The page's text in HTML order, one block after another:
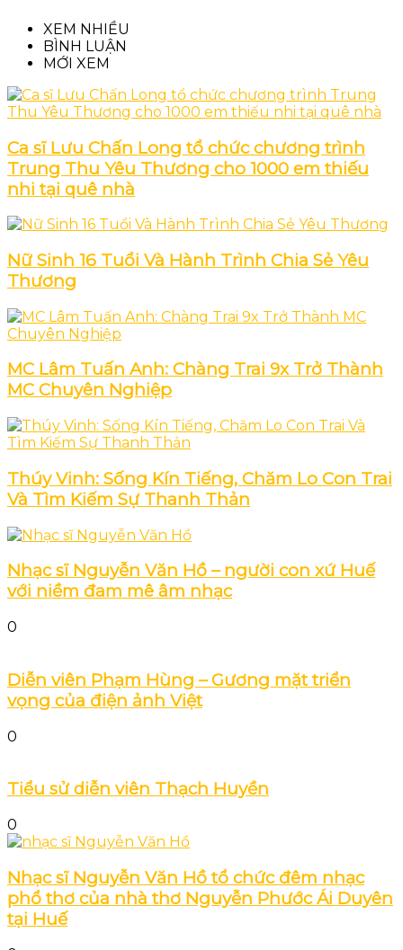
XEM NHIỀU
BÌNH LUẬN
MỚI XEM
Ca sĩ Lưu Chấn Long tổ chức chương trình
Trung Thu Yêu Thương cho 1000 em thiếu
nhi tại quê nhà
Nữ Sinh 16 Tuổi Và Hành Trình Chia Sẻ Yêu
Thương
MC Lâm Tuấn Anh: Chàng Trai 9x Trở Thành
MC Chuyên Nghiệp
Thúy Vinh: Sống Kín Tiếng, Chăm Lo Con Trai
Và Tìm Kiếm Sự Thanh Thản
Nhạc sĩ Nguyễn Văn Hồ – người con xứ Huế
với niềm đam mê âm nhạc
0
Diễn viên Phạm Hùng – Gương mặt triển
vọng của điện ảnh Việt
0
Tiểu sử diễn viên Thạch Huyền
0
Nhạc sĩ Nguyễn Văn Hồ tổ chức đêm nhạc
phổ thơ của nhà thơ Nguyễn Phước Ái Duyên
tại Huế